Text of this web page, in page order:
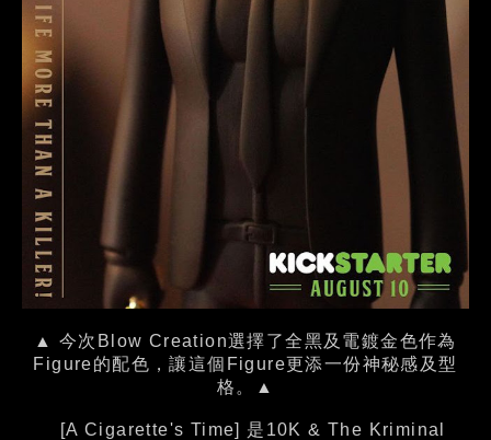
▲ 今次Blow Creation選擇了全黑及電鍍金色作為
Figure的配色，讓這個Figure更添一份神秘感及型
格。▲
[A Cigarette's Time] 是10K & The Kriminal